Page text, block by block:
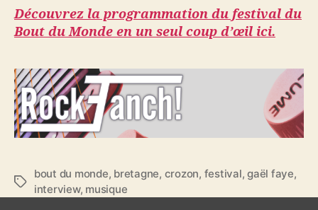
Découvrez la programmation du festival du
Bout du Monde en un seul coup d’œil ici.
É
t
bout du monde, bretagne, crozon, festival,gaël faye,
interview, musique